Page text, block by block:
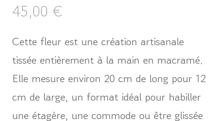
45,00 €
Cette fleur est une création artisanale
tissée entièrement à la main en macramé.
Elle mesure environ 20 cm de long pour 12
cm de large, un format idéal pour habiller
une étagère, une commode ou être glissée